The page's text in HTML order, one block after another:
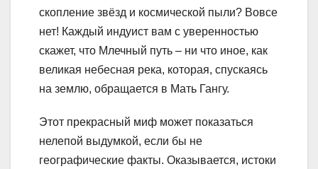
скопление звёзд и космической пыли? Вовсе
нет! Каждый индуист вам с уверенностью
скажет, что Млечный путь – ни что иное, как
великая небесная река, которая, спускаясь
на землю, обращается в Мать Гангу.
Этот прекрасный миф может показаться
нелепой выдумкой, если бы не
географические факты. Оказывается, истоки